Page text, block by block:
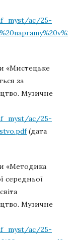
ac/25-
«Мистецьке
за
Музичне
ac/25-
(дата
«Методика
середньої
Музичне
ac/25-